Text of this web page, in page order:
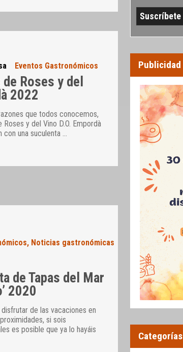
Eventos Gastronómicos
Roses y del
2022
que todos conocemos,
y del Vino D.O. Empordà
una suculenta
, Noticias gastronómicas
de Tapas del Mar
2020
de las vacaciones en
si sois
es posible que ya lo hayáis
Publicidad
Categorías